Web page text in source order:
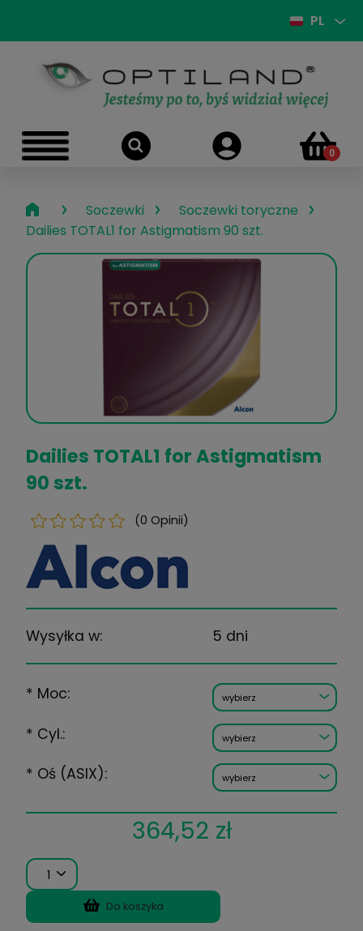
PL
› Soczewki › Soczewki toryczne ›
Dailies TOTAL1 for Astigmatism 90 szt.
Dailies TOTAL1 for
90 szt.
5 dni
*Moc:
*Cyl.: